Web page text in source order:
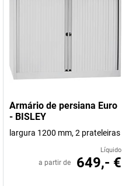
Armário de persiana Euro
- BISLEY
largura 1200 mm, 2 prateleiras
Líquido
a partir de 649,- €